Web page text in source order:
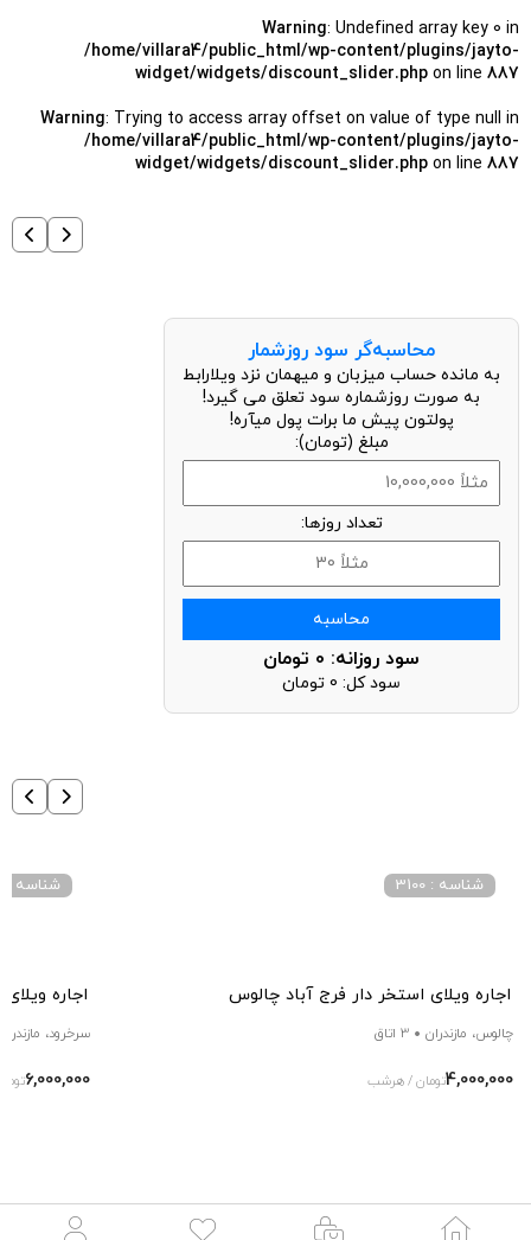
Warning: Undefined array key 0 in
/home/villara4/public_html/wp-content/plugins/jayto-
widget/widgets/discount_slider.php on line 887
Warning: Trying to access array offset on value of type null in
/home/villara4/public_html/wp-content/plugins/jayto-
widget/widgets/discount_slider.php on line 887
محاسبه‌گر سود روزشمار
به مانده حساب میزبان و میهمان نزد ویلارابط
به صورت روزشماره سود تعلق می گیرد!
پولتون پیش ما برات پول میآره!
مبلغ (تومان):
تعداد روزها:
محاسبه
سود روزانه: 0 تومان
سود کل: 0 تومان
اجاره ویلای استخر دار فرج آباد چالوس
شناسه : 3100
چالوس، مازندران 3 اتاق
4,000,000تومان / هرشب
اجاره
شناسه : 9686
سرخرود،
6,000,000